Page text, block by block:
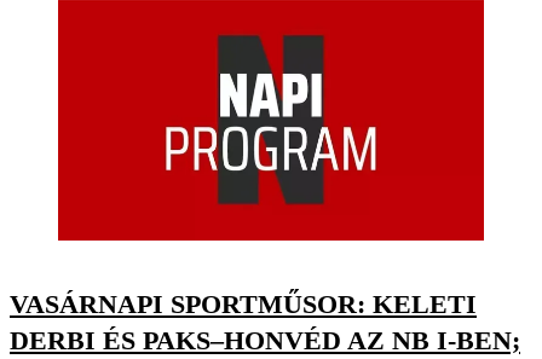
VASÁRNAPI SPORTMŰSOR: KELETI
DERBI ÉS PAKS–HONVÉD AZ NB I-BEN;